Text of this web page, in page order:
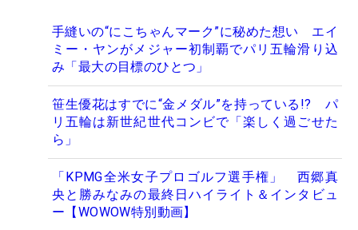
手縫いの“にこちゃんマーク”に秘めた想い エイ
ミー・ヤンがメジャー初制覇でパリ五輪滑り込
み「最大の目標のひとつ」
笹生優花はすでに“金メダル”を持っている!? パ
リ五輪は新世紀世代コンビで「楽しく過ごせた
ら」
「KPMG全米女子プロゴルフ選手権」 西郷真
央と勝みなみの最終日ハイライト＆インタビュ
ー【WOWOW特別動画】